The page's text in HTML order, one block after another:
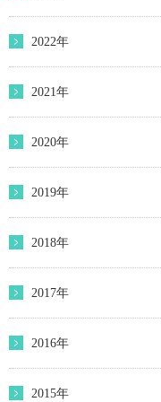
2022年
2021年
2020年
2019年
2018年
2017年
2016年
2015年